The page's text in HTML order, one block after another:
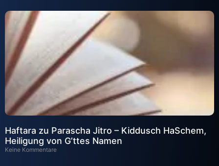
Haftara zu Parascha Jitro – Kiddusch HaSchem,
Heiligung von G’ttes Namen
Keine Kommentare